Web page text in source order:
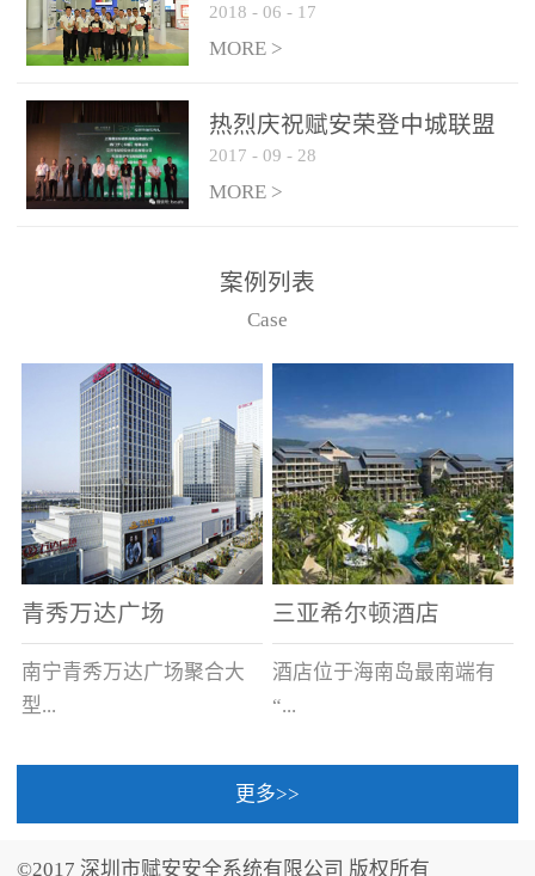
报早防的效果。 系统构
成示意图： 图像型火灾
和监控端两大部分组成。
两者之间通过以太网相
联，一台监控主机最多可
从监控主机上获取，最多
只能接6台，超过的需从现
慧消防新荣耀
2018 - 06 - 17
MORE >
热烈庆祝赋安荣登中城联盟
联合采购战略合作平台
2017 - 09 - 28
MORE >
案例列表
Case
青秀万达广场
南宁青秀万达广场聚合大
型...
三亚希尔顿酒店
酒店位于海南岛最南端有
“...
中国的海岛天堂”之美称的
更多>>
©2017 深圳市赋安安全系统有限公司 版权所有